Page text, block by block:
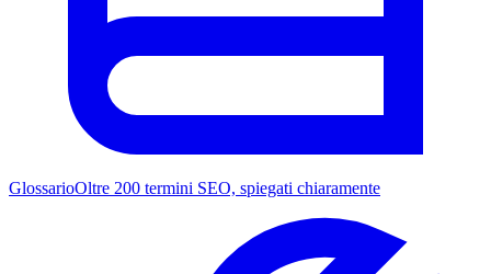
GlossarioOltre 200 termini SEO, spiegati chiaramente